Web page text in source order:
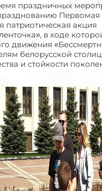
праздничных
патриотическая акция
в ходе
движения
белорусской
и стойкости